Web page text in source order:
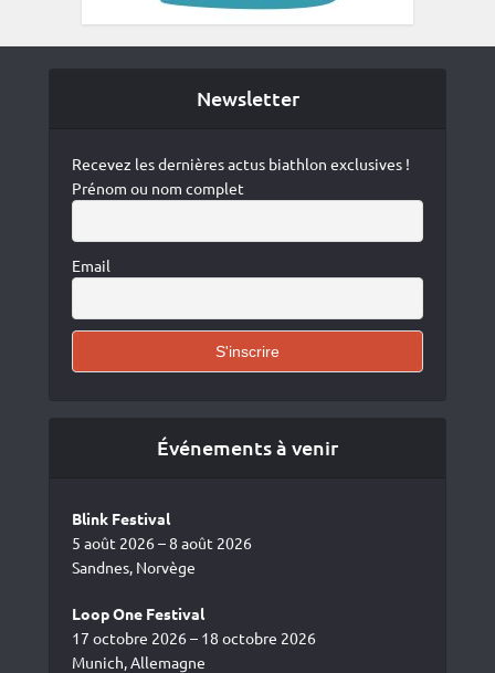
Newsletter
Recevez les dernières actus biathlon exclusives !
Prénom ou nom complet
Email
Événements à venir
Blink Festival
5 août 2026 – 8 août 2026
Sandnes, Norvège
Loop One Festival
17 octobre 2026 – 18 octobre 2026
Munich, Allemagne